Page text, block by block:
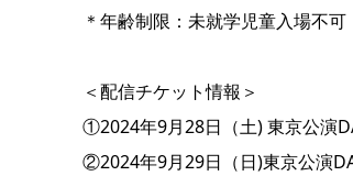
＊年齢制限：未就学児童入場不可
＜配信チケット情報＞
①2024年9月28日（土) 東京公演
②2024年9月29日（日)東京公演